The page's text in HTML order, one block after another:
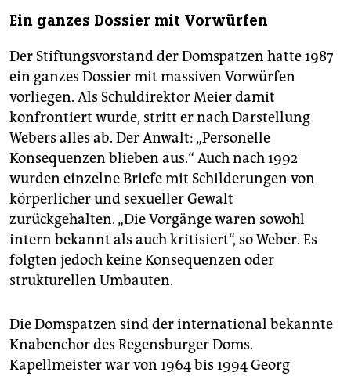
Ein ganzes Dossier mit Vorwürfen
Der Stiftungsvorstand der Domspatzen hatte 1987
ein ganzes Dossier mit massiven Vorwürfen
vorliegen. Als Schuldirektor Meier damit
konfrontiert wurde, stritt er nach Darstellung
Webers alles ab. Der Anwalt: „Personelle
Konsequenzen blieben aus.“ Auch nach 1992
wurden einzelne Briefe mit Schilderungen von
körperlicher und sexueller Gewalt
zurückgehalten. „Die Vorgänge waren sowohl
intern bekannt als auch kritisiert“, so Weber. Es
folgten jedoch keine Konsequenzen oder
strukturellen Umbauten.
Die Domspatzen sind der international bekannte
Knabenchor des Regensburger Doms.
Kapellmeister war von 1964 bis 1994 Georg